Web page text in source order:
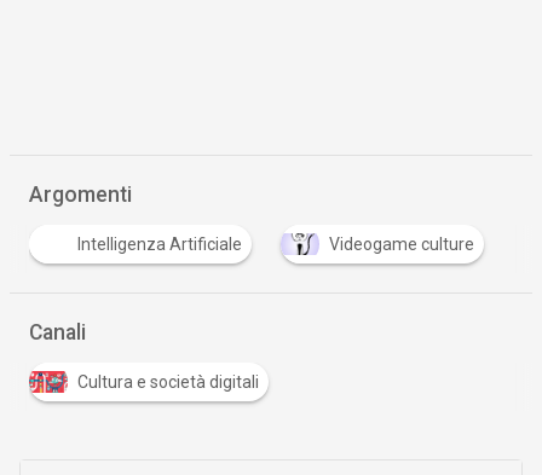
Argomenti
Intelligenza Artificiale Videogame culture
Canali
Cultura e società digitali